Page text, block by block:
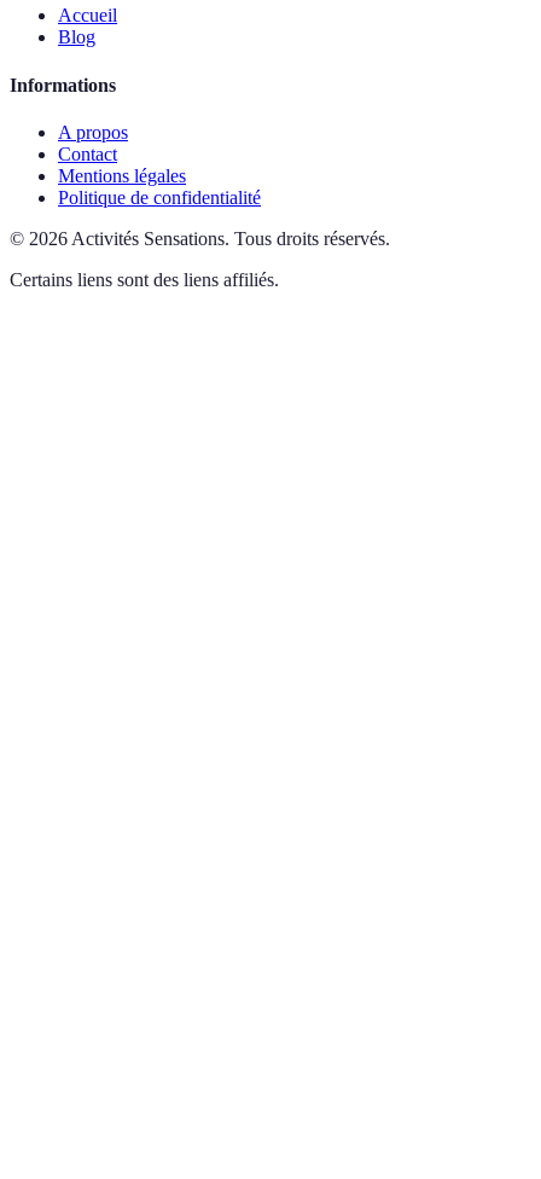
Accueil
Blog
Informations
A propos
Contact
Mentions légales
Politique de confidentialité
© 2026 Activités Sensations. Tous droits réservés.
Certains liens sont des liens affiliés.